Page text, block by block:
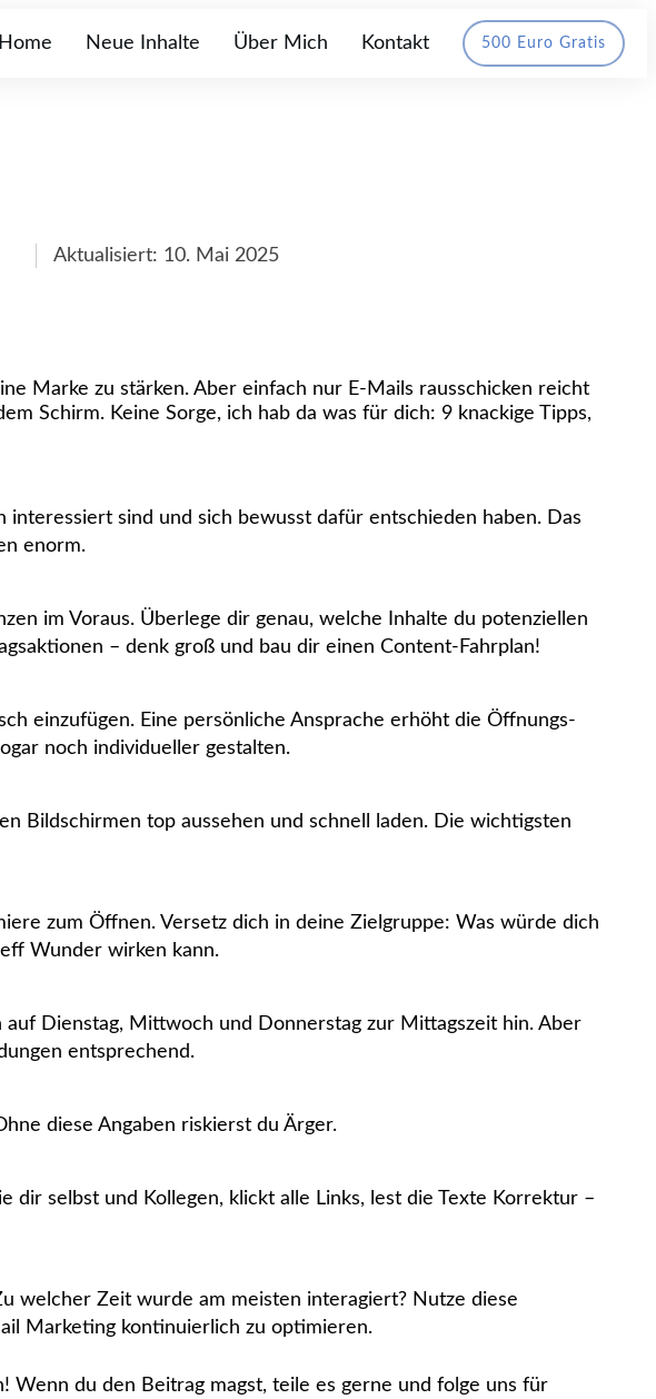
Home Neue Inhalte Über Mich Kontakt 500 Euro Gratis
Aktualisiert: 10. Mai 2025
Marke zu stärken. Aber einfach nur E-Mails rausschicken reicht
Schirm. Keine Sorge, ich hab da was für dich: 9 knackige Tipps,
sind und sich bewusst dafür entschieden haben. Das
enorm.
im Voraus. Überlege dir genau, welche Inhalte du potenziellen
– denk groß und bau dir einen Content-Fahrplan!
einzufügen. Eine persönliche Ansprache erhöht die Öffnungs-
noch individueller gestalten.
Bildschirmen top aussehen und schnell laden. Die wichtigsten
zum Öffnen. Versetz dich in deine Zielgruppe: Was würde dich
Wunder wirken kann.
Dienstag, Mittwoch und Donnerstag zur Mittagszeit hin. Aber
entsprechend.
diese Angaben riskierst du Ärger.
dir selbst und Kollegen, klickt alle Links, lest die Texte Korrektur –
welcher Zeit wurde am meisten interagiert? Nutze diese
Marketing kontinuierlich zu optimieren.
Wenn du den Beitrag magst, teile es gerne und folge uns für